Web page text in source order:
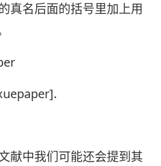
真名后面的括号里加上用
献中我们可能还会提到其